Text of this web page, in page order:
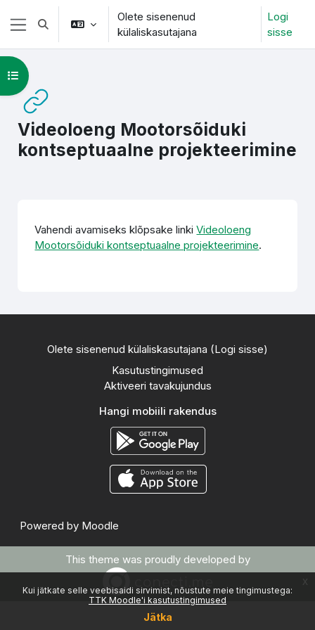
Jäta vahele peasisuni
Kui jätkate selle veebisaidi sirvimist, nõustute meie tingimustega:
TTK Moodle'i kasutustingimused
Jätka
x
Küljepaneel
Lülitab otsingu sisendi
Olete sisenenud
külaliskasutajana
Logi
sisse
Videoloeng Mootorsõiduki
kontseptuaalne projekteerimine
Ava kursuse sisukord
Vahendi avamiseks klõpsake linkiVideoloeng
Mootorsõiduki kontseptuaalne projekteerimine.
Olete sisenenud külaliskasutajana (Logi sisse)
Kasutustingimused
Aktiveeri tavakujundus
Hangi mobiili rakendus
Powered by Moodle
This theme was proudly developed by